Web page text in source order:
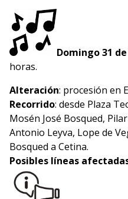
Domingo 31
horas.
Alteración: procesión en
Recorrido: desde Plaza
Mosén José Bosqued,
Antonio Leyva, Lope de
Bosqued a Cetina.
Posibles líneas